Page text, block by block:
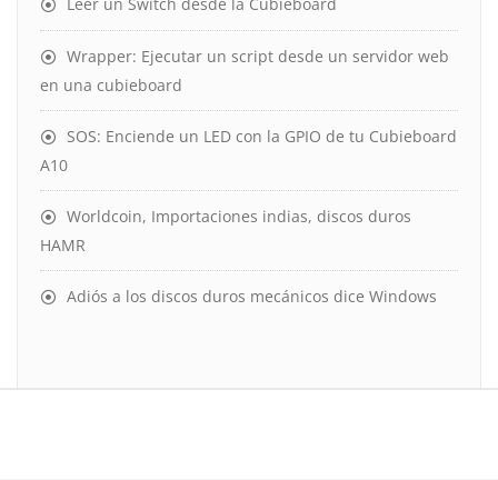
Leer un Switch desde la Cubieboard
Wrapper: Ejecutar un script desde un servidor web
en una cubieboard
SOS: Enciende un LED con la GPIO de tu Cubieboard
A10
Worldcoin, Importaciones indias, discos duros
HAMR
Adiós a los discos duros mecánicos dice Windows